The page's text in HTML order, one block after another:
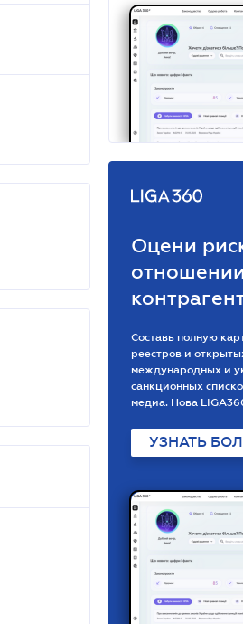
Оцени
Составь полную
реестров и
международных и
санкционных
медиа. Нова
УЗНАТЬ